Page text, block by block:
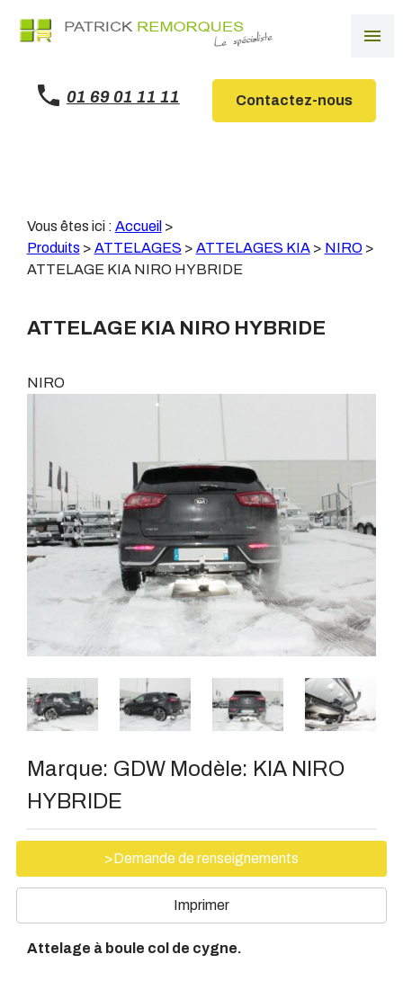
menu
01 69 01 11 11 Contactez-nous
Vous êtes ici : Accueil >
Produits > ATTELAGES > ATTELAGES KIA> NIRO>
ATTELAGE KIA NIRO HYBRIDE
ATTELAGE KIA NIRO HYBRIDE
NIRO
Marque: GDW Modèle: KIA NIRO
HYBRIDE
>Demande de renseignements
Imprimer
Attelage à boule col de cygne.